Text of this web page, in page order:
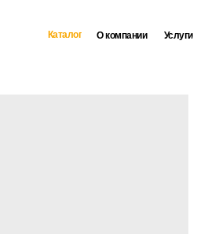
Услуги
О компании
Каталог